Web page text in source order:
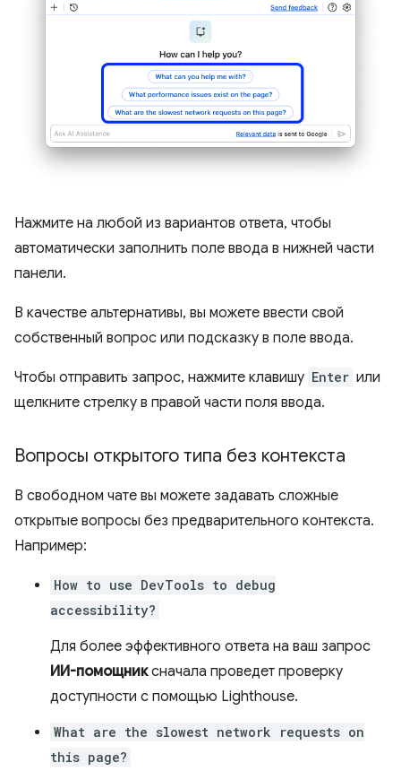
Нажмите на любой из вариантов ответа, чтобы
автоматически заполнить поле ввода в нижней части
панели.
В качестве альтернативы, вы можете ввести свой
собственный вопрос или подсказку в поле ввода.
Чтобы отправить запрос, нажмите клавишу Enter или
щелкните стрелку в правой части поля ввода.
Вопросы открытого типа без контекста
В свободном чате вы можете задавать сложные
открытые вопросы без предварительного контекста.
Например:
How to use DevTools to debug
accessibility?
Для более эффективного ответа на ваш запрос
ИИ-помощниксначала проведет проверку
доступности с помощью Lighthouse.
What are the slowest network requests on
this page?